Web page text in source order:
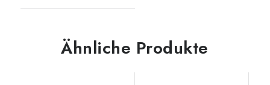
Ähnliche Produkte